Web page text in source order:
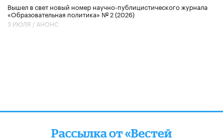
Вышел в свет новый номер научно-публицистического журнала
«Образовательная политика» № 2 (2026)
3 ИЮЛЯ / АНОНС
Рассылка от «Вестей